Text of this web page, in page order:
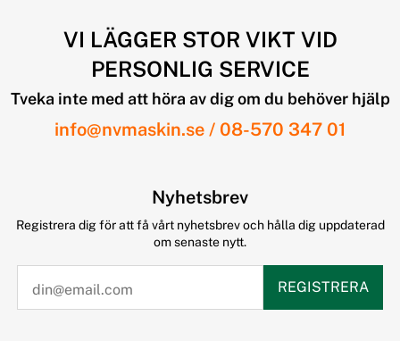
VI LÄGGER STOR VIKT VID
PERSONLIG SERVICE
Tveka inte med att höra av dig om du behöver hjälp
info@nvmaskin.se / 08-570 347 01
Nyhetsbrev
Registrera dig för att få vårt nyhetsbrev och hålla dig uppdaterad
om senaste nytt.
REGISTRERA